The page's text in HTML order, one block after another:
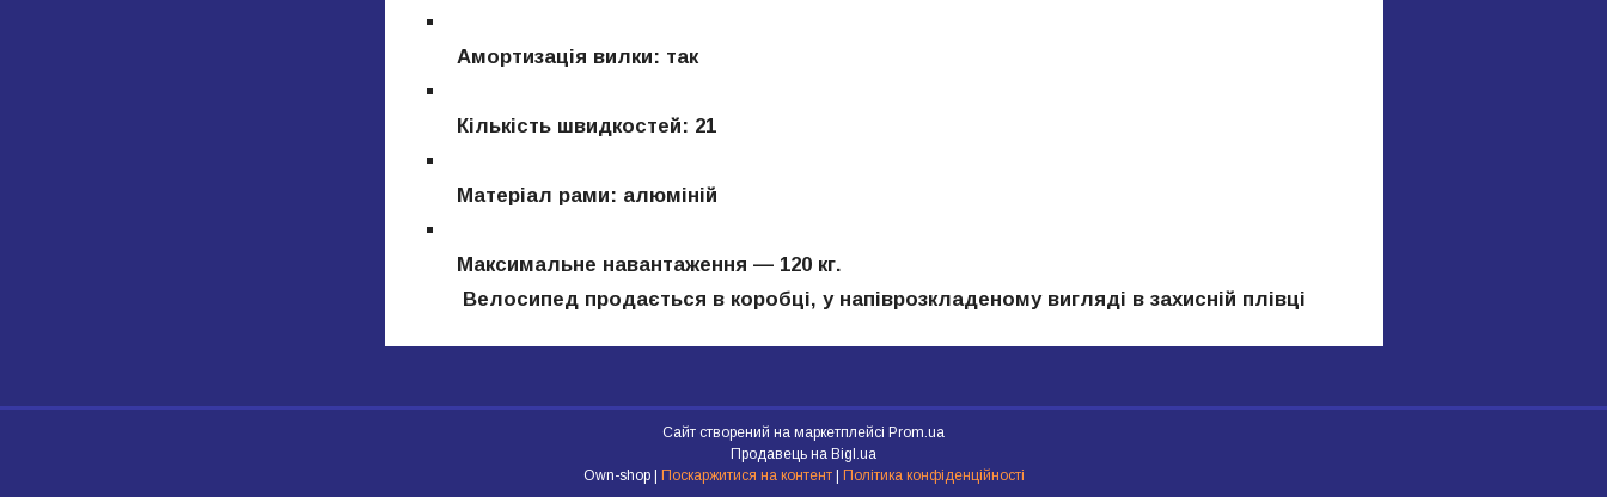
Амортизація вилки: так
Кількість швидкостей: 21
Матеріал рами: алюміній
Максимальне навантаження — 120 кг.
Велосипед продається в коробці, у напіврозкладеному вигляді в захисній плівці
Сайт створений на маркетплейсі Prom.ua
Продавець на Bigl.ua
Own-shop | Поскаржитися на контент | Політика конфіденційності